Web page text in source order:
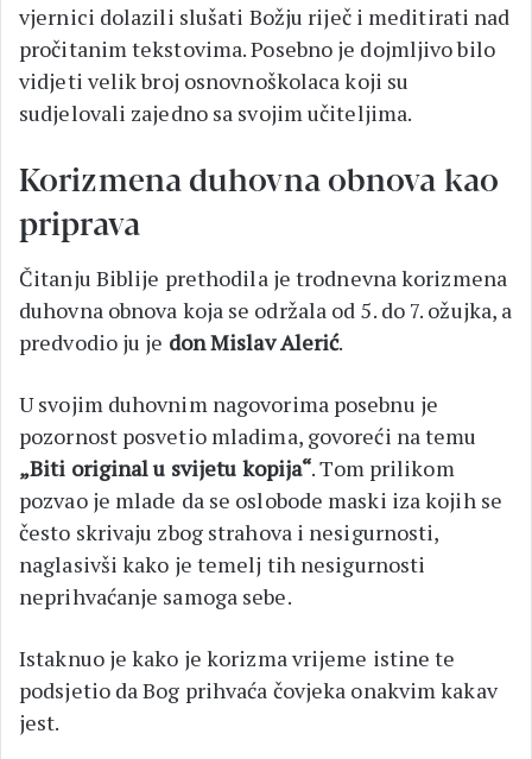
vjernici dolazili slušati Božju riječ i meditirati nad
pročitanim tekstovima. Posebno je dojmljivo bilo
vidjeti velik broj osnovnoškolaca koji su
sudjelovali zajedno sa svojim učiteljima.
Korizmena duhovna obnova kao
priprava
Čitanju Biblije prethodila je trodnevna korizmena
duhovna obnova koja se održala od 5. do 7. ožujka, a
predvodio ju je donMislav Alerić.
U svojim duhovnim nagovorima posebnu je
pozornost posvetio mladima, govoreći na temu
„Biti original u svijetu kopija“. Tom prilikom
pozvao je mlade da se oslobode maski iza kojih se
često skrivaju zbog strahova i nesigurnosti,
naglasivši kako je temelj tih nesigurnosti
neprihvaćanje samoga sebe.
Istaknuo je kako je korizma vrijeme istine te
podsjetio da Bog prihvaća čovjeka onakvim kakav
jest.